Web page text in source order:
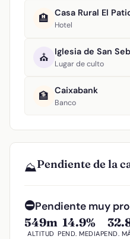
🏨 Casa Rural El
Hotel
⛪ Iglesia de San
Lugar de culto
🏦 Caixabank
Banco
⛰️Pendiente de la
⛔Pendiente muy
549m
ALTITUD
14.9%
PEND. MEDIAPEND.